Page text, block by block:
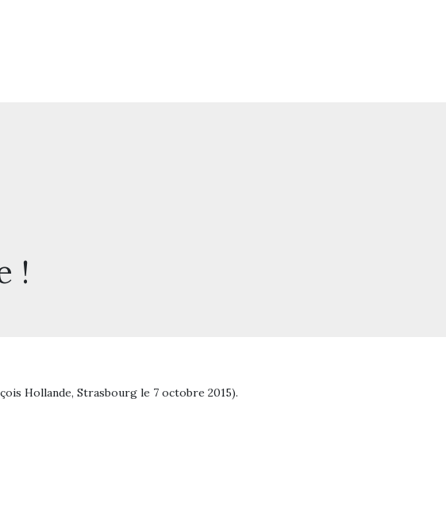
!
Hollande, Strasbourg le 7 octobre 2015).